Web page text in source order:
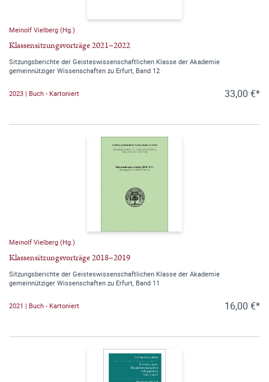
Meinolf Vielberg (Hg.)
Klassensitzungsvorträge 2021–2022
Sitzungsberichte der Geisteswissenschaftlichen Klasse der Akademie
gemeinnütziger Wissenschaften zu Erfurt, Band 12
2023 | Buch - Kartoniert 33,00 €*
Meinolf Vielberg (Hg.)
Klassensitzungsvorträge 2018–2019
Sitzungsberichte der Geisteswissenschaftlichen Klasse der Akademie
gemeinnütziger Wissenschaften zu Erfurt, Band 11
2021 | Buch - Kartoniert 16,00 €*